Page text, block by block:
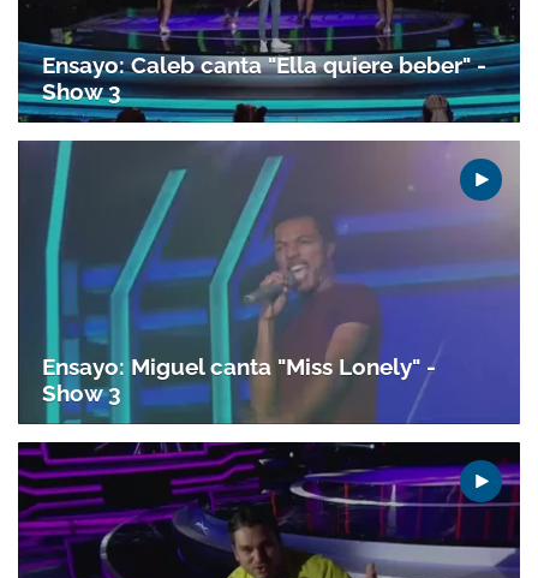
Gracias por suscribirte a nuestro boletín.
ACEPTAR
Ensayo: Caleb canta "Ella quiere beber" -
Show 3
Ensayo: Miguel canta "Miss Lonely" -
Show 3